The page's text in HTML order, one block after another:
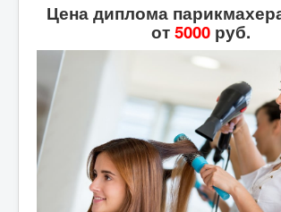
Цена диплома
от5000руб.